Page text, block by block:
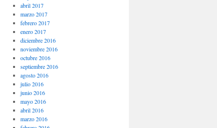
abril 2017
marzo 2017
febrero 2017
enero 2017
diciembre 2016
noviembre 2016
octubre 2016
septiembre 2016
agosto 2016
julio 2016
junio 2016
mayo 2016
abril 2016
marzo 2016